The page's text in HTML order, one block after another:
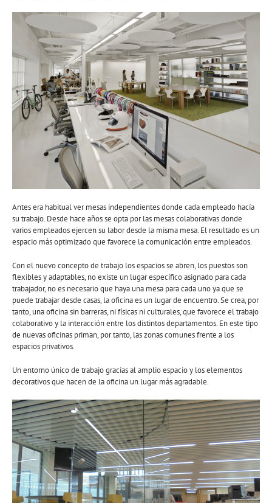
Antes era habitual ver mesas independientes donde cada empleado hacía
su trabajo. Desde hace años se opta por las mesas colaborativas donde
varios empleados ejercen su labor desde la misma mesa. El resultado es un
espacio más optimizado que favorece la comunicación entre empleados.
Con el nuevo concepto de trabajo los espacios se abren, los puestos son
flexibles y adaptables, no existe un lugar específico asignado para cada
trabajador, no es necesario que haya una mesa para cada uno ya que se
puede trabajar desde casas, la oficina es un lugar de encuentro. Se crea, por
tanto, una oficina sin barreras, ni físicas ni culturales, que favorece el trabajo
colaborativo y la interacción entre los distintos departamentos. En este tipo
de nuevas oficinas priman, por tanto, las zonas comunes frente a los
espacios privativos.
Un entorno único de trabajo gracias al amplio espacio y los elementos
decorativos que hacen de la oficina un lugar más agradable.